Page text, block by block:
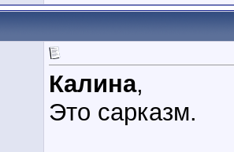
Калина,
Это сарказм.